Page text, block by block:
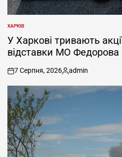
ОПУБЛІКУВАТИ
У
ХАРКІВ
У Харкові тривають
відставки МО Федорова
on
7 Серпня, 2026
Опубліковано
admin